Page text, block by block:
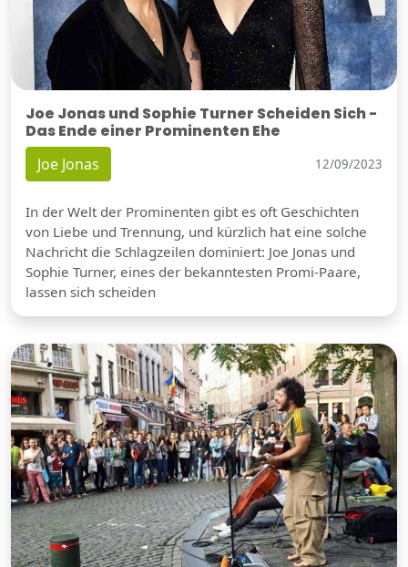
Joe Jonas und Sophie Turner Scheiden Sich -
Das Ende einer Prominenten Ehe
Joe Jonas 12/09/2023
In der Welt der Prominenten gibt es oft Geschichten
von Liebe und Trennung, und kürzlich hat eine solche
Nachricht die Schlagzeilen dominiert: Joe Jonas und
Sophie Turner, eines der bekanntesten Promi-Paare,
lassen sich scheiden